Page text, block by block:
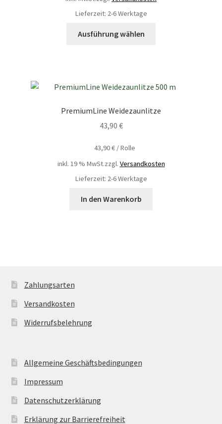
Lieferzeit: 2-6 Werktage
Ausführung wählen
PremiumLine Weidezaunlitze
43,90 €
43,90€/Rolle
inkl. 19 % MwSt.zzgl. Versandkosten
Lieferzeit: 2-6 Werktage
In den Warenkorb
Zahlungsarten
Versandkosten
Widerrufsbelehrung
Allgemeine Geschäftsbedingungen
Impressum
Datenschutzerklärung
Erklärung zur Barrierefreiheit